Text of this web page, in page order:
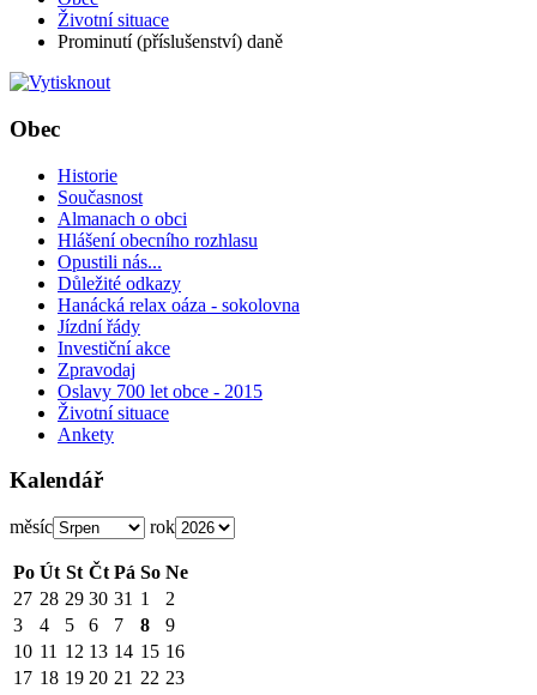
Životní situace
Prominutí (příslušenství) daně
Obec
Historie
Současnost
Almanach o obci
Hlášení obecního rozhlasu
Opustili nás...
Důležité odkazy
Hanácká relax oáza - sokolovna
Jízdní řády
Investiční akce
Zpravodaj
Oslavy 700 let obce - 2015
Životní situace
Ankety
Kalendář
měsíc rok
Po Út St Čt Pá So Ne
27 28 29 30 31 1
2
3
4 5 6 7 8
9
10 11 12 13 14 15 16
17 18 19 20 21 22 23